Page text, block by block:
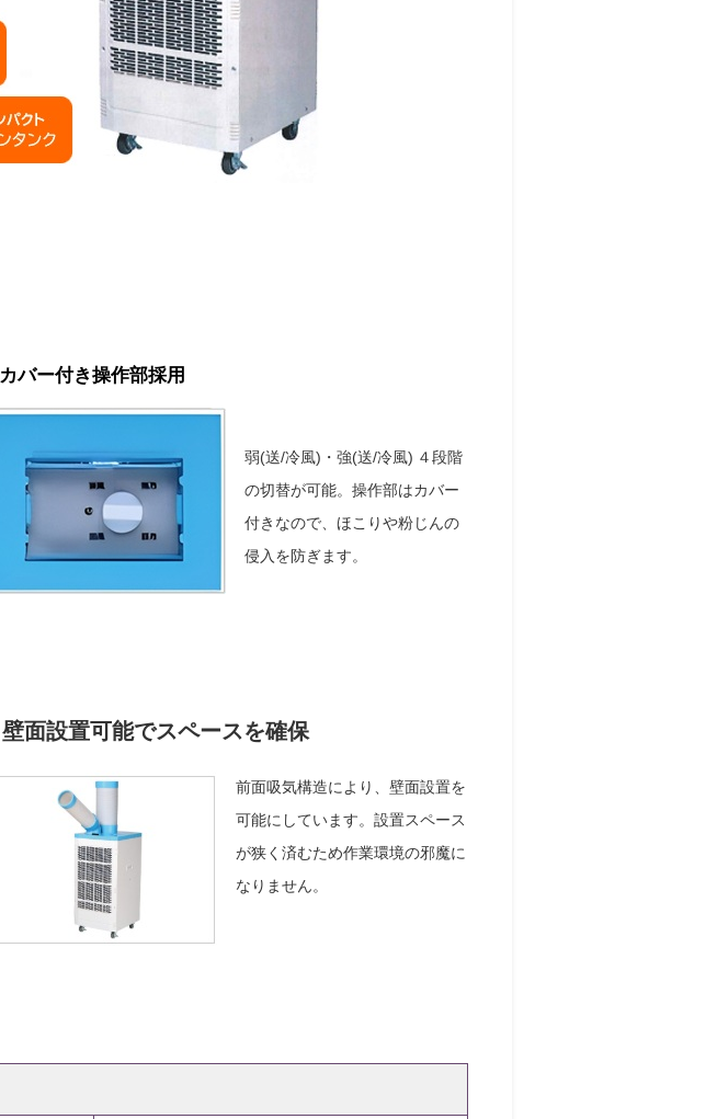
カバー付き操作部採用
弱(送/冷風)・強(送/冷風) ４段階
の切替が可能。操作部はカバー
付きなので、ほこりや粉じんの
侵入を防ぎます。
壁面設置可能でスペースを確保
前面吸気構造により、壁面設置を
可能にしています。設置スペース
が狭く済むため作業環境の邪魔に
なりません。